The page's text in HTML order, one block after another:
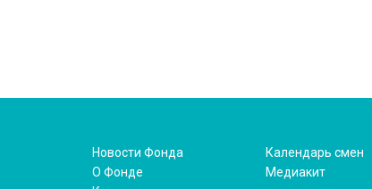
Новости Фонда
О Фонде
Календарь смен
Медиакит